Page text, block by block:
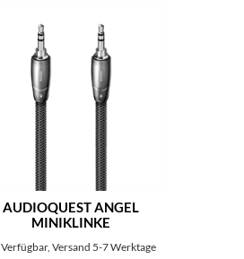
AUDIOQUEST ANGEL
MINIKLINKE
Verfügbar, Versand 5-7 Werktage